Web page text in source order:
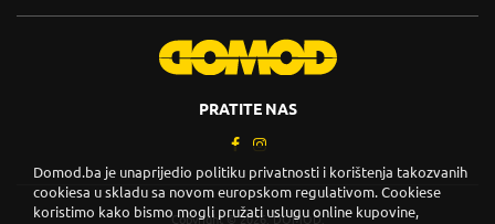
PRATITE NAS
Copyright © 2026. DOMOD.
Domod.ba je unaprijedio politiku privatnosti i korištenja takozvanih
cookiesa u skladu sa novom europskom regulativom. Cookiese
koristimo kako bismo mogli pružati uslugu online kupovine,